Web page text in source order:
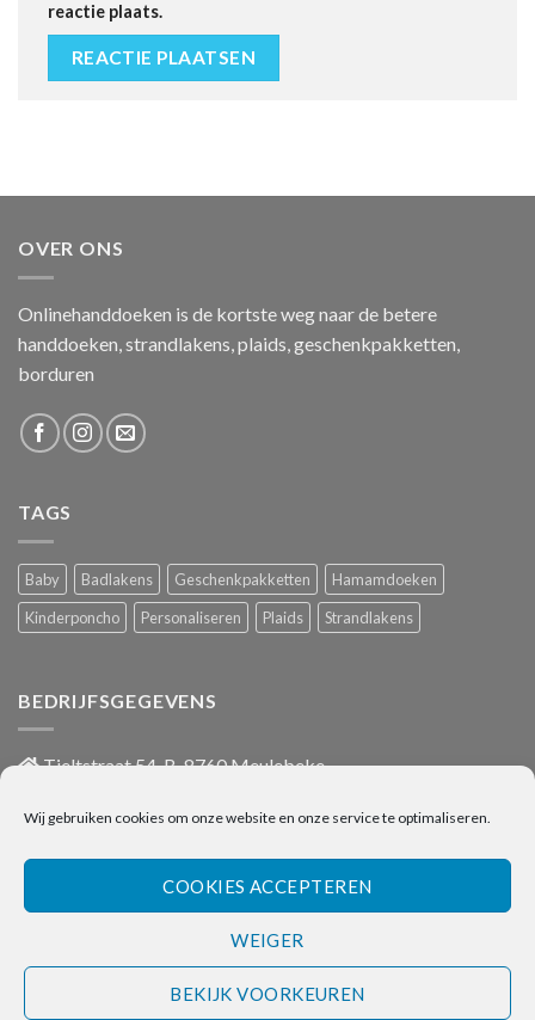
Wij gebruiken cookies om onze website en onze service te optimaliseren.
COOKIES ACCEPTEREN
WEIGER
BEKIJK VOORKEUREN
reactie plaats.
OVER ONS
Onlinehanddoeken is de kortste weg naar de betere
handdoeken, strandlakens, plaids, geschenkpakketten,
borduren
TAGS
Baby Badlakens Geschenkpakketten
Hamamdoeken
Kinderponcho
Personaliseren Plaids Strandlakens
BEDRIJFSGEGEVENS
Tieltstraat 54, B-8760 Meulebeke
info@onlinehanddoeken.be
BTW nr.: BE0860.852.630
Visa Bancontact
Bank
Transfer
IDeal